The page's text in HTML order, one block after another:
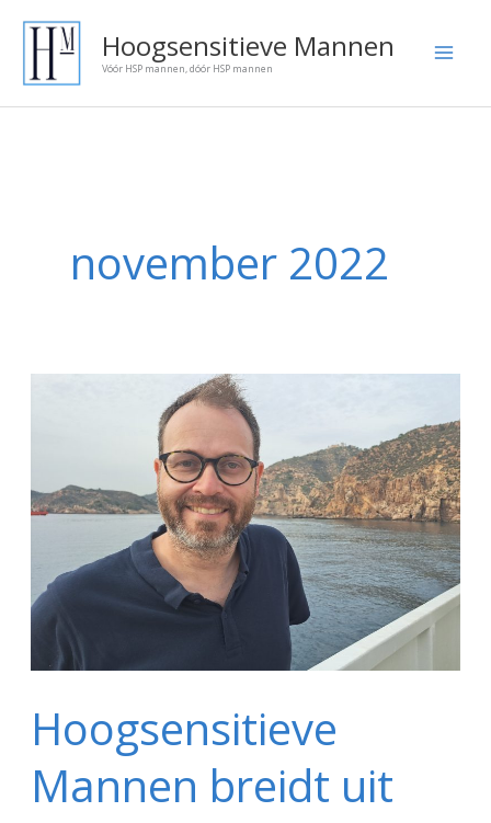
Ga
naar
Hoogsensitieve Mannen
Vóór HSP mannen, dóór HSP mannen
november 2022
Hoogsensitieve
Mannen breidt uit
uit
Onze
blog
artikelen: